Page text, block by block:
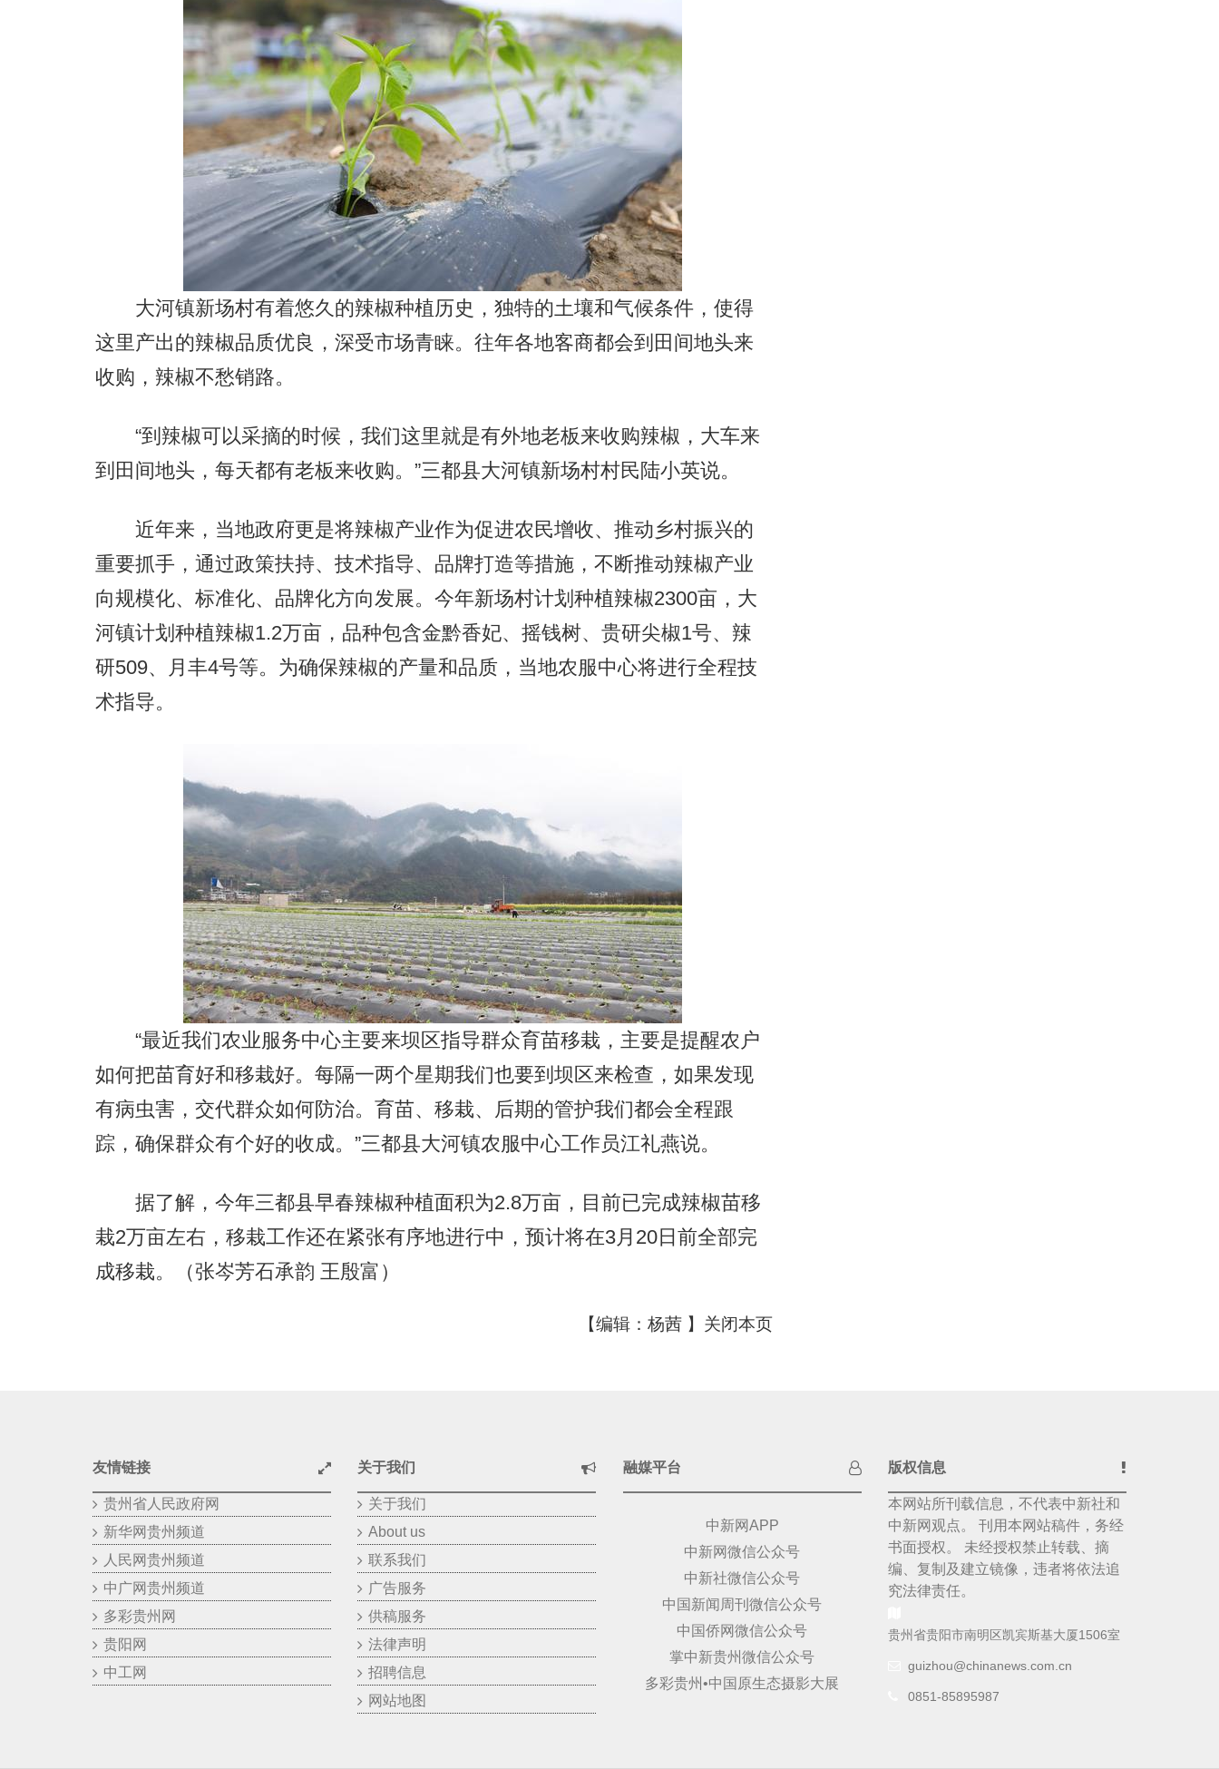
大河镇新场村有着悠久的辣椒种植历史，独特的土壤和气候条件，使得
这里产出的辣椒品质优良，深受市场青睐。往年各地客商都会到田间地头来
收购，辣椒不愁销路。
“到辣椒可以采摘的时候，我们这里就是有外地老板来收购辣椒，大车来
到田间地头，每天都有老板来收购。”三都县大河镇新场村村民陆小英说。
近年来，当地政府更是将辣椒产业作为促进农民增收、推动乡村振兴的
重要抓手，通过政策扶持、技术指导、品牌打造等措施，不断推动辣椒产业
向规模化、标准化、品牌化方向发展。今年新场村计划种植辣椒2300亩，大
河镇计划种植辣椒1.2万亩，品种包含金黔香妃、摇钱树、贵研尖椒1号、辣
研509、月丰4号等。为确保辣椒的产量和品质，当地农服中心将进行全程技
术指导。
“最近我们农业服务中心主要来坝区指导群众育苗移栽，主要是提醒农户
如何把苗育好和移栽好。每隔一两个星期我们也要到坝区来检查，如果发现
有病虫害，交代群众如何防治。育苗、移栽、后期的管护我们都会全程跟
踪，确保群众有个好的收成。”三都县大河镇农服中心工作员江礼燕说。
据了解，今年三都县早春辣椒种植面积为2.8万亩，目前已完成辣椒苗移
栽2万亩左右，移栽工作还在紧张有序地进行中，预计将在3月20日前全部完
成移栽。（张岑芳石承韵 王殷富）
【编辑：杨茜 】 关闭本页
友情链接
贵州省人民政府网
新华网贵州频道
人民网贵州频道
中广网贵州频道
多彩贵州网
贵阳网
中工网
关于我们
关于我们
About us
联系我们
广告服务
供稿服务
法律声明
招聘信息
网站地图
融媒平台
中新网APP
中新网微信公众号
中新社微信公众号
中国新闻周刊微信公众号
中国侨网微信公众号
掌中新贵州微信公众号
多彩贵州•中国原生态摄影大展
版权信息
本网站所刊载信息，不代表中新社和
中新网观点。 刊用本网站稿件，务经
书面授权。 未经授权禁止转载、摘
编、复制及建立镜像，违者将依法追
究法律责任。
贵州省贵阳市南明区凯宾斯基大厦1506室
guizhou@chinanews.com.cn
0851-85895987